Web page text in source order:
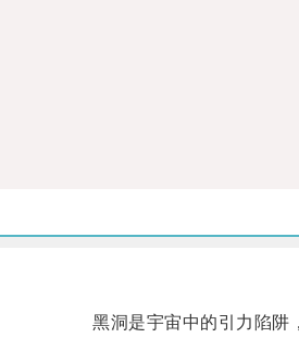
黑洞是宇宙中的引力陷阱，